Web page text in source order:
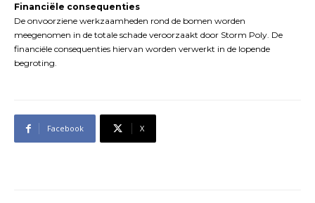
Financiële consequenties
De onvoorziene werkzaamheden rond de bomen worden
meegenomen in de totale schade veroorzaakt door Storm Poly. De
financiële consequenties hiervan worden verwerkt in de lopende
begroting.
Facebook X